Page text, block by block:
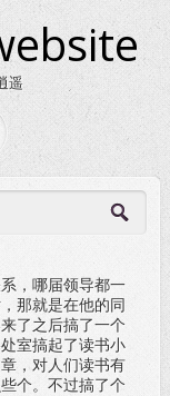
遥
，哪届领导都一
那就是在他的同
了之后搞了一个
室搞起了读书小
，对人们读书有
个。不过搞了个